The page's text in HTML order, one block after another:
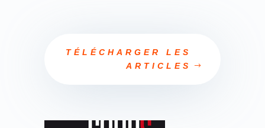
TÉLÉCHARGER LES
ARTICLES